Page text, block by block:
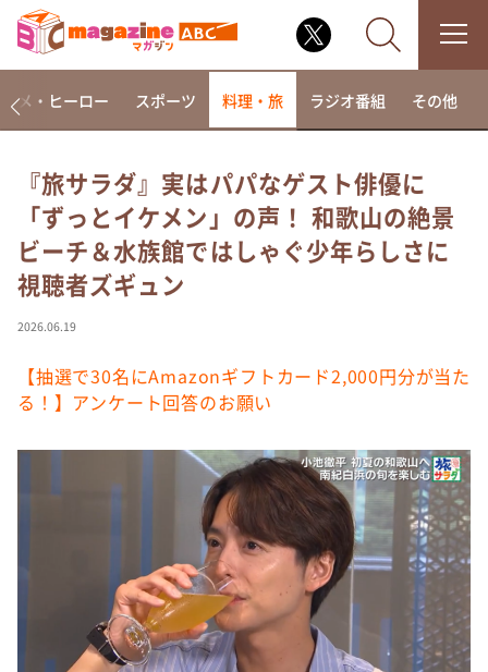
なるみ・岡村の過ぎるTV
相席食堂
これ余談なんですけど・・・
～人生密着トークバラエティ！～ やすとものいたっ
て真剣です
探偵！ナイトスクープ
news おかえり
（news おかえり）
DAIGOも台所 ～きょうの献立 何にする？～
本日はダイアンなり！シーズン２
朝だ！生です旅サラダ
教えて！ニュースライブ 正義のミカタ
ＬＩＦＥ～夢のカタチ～
メ・ヒーロー スポーツ 料理・旅 ラジオ番組 その他
『旅サラダ』実はパパなゲスト俳優に
「ずっとイケメン」の声！ 和歌山の絶景
ビーチ＆水族館ではしゃぐ少年らしさに
視聴者ズギュン
2026.06.19
【抽選で30名にAmazonギフトカード2,000円分が当た
る！】アンケート回答のお願い